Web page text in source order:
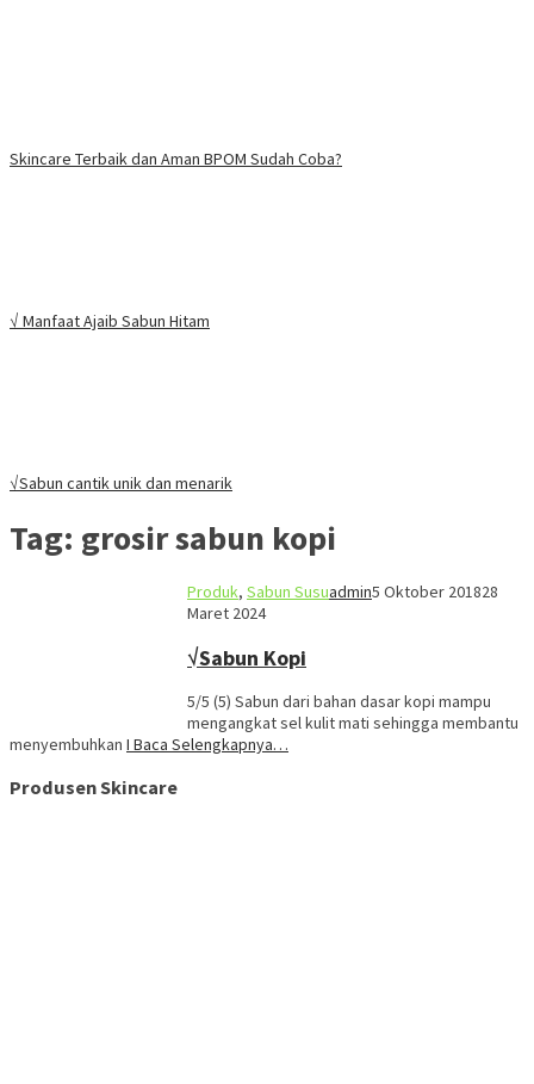
Skincare Terbaik dan Aman BPOM Sudah Coba?
√ Manfaat Ajaib Sabun Hitam
√Sabun cantik unik dan menarik
Tag: grosir sabun kopi
Produk, Sabun Susuadmin5 Oktober 201828
Maret 2024
√Sabun Kopi
5/5 (5) Sabun dari bahan dasar kopi mampu
mengangkat sel kulit mati sehingga membantu
menyembuhkan I Baca Selengkapnya…
Produsen Skincare